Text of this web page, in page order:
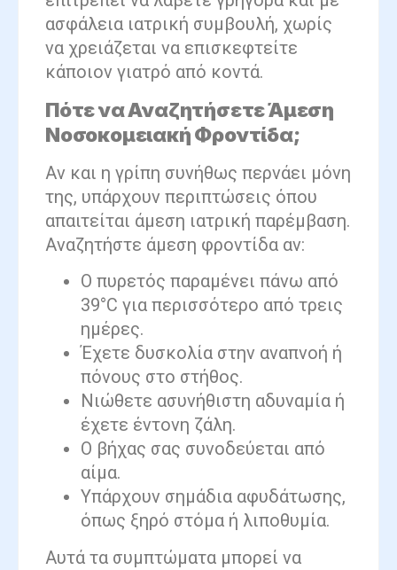
ασφάλεια ιατρική συμβουλή, χωρίς
να χρειάζεται να επισκεφτείτε
κάποιον γιατρό από κοντά.
Πότε να Αναζητήσετε Άμεση
Νοσοκομειακή Φροντίδα;
Αν και η γρίπη συνήθως περνάει μόνη
της, υπάρχουν περιπτώσεις όπου
απαιτείται άμεση ιατρική παρέμβαση.
Αναζητήστε άμεση φροντίδα αν:
Ο πυρετός παραμένει πάνω από
39°C για περισσότερο από τρεις
ημέρες.
Έχετε δυσκολία στην αναπνοή ή
πόνους στο στήθος.
Νιώθετε ασυνήθιστη αδυναμία ή
έχετε έντονη ζάλη.
Ο βήχας σας συνοδεύεται από
αίμα.
Υπάρχουν σημάδια αφυδάτωσης,
όπως ξηρό στόμα ή λιποθυμία.
Αυτά τα συμπτώματα μπορεί να